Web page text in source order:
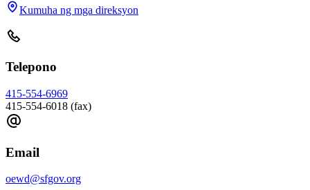
Kumuha ng mga direksyon
Telepono
415-554-6969
415-554-6018 (fax)
Email
oewd@sfgov.org